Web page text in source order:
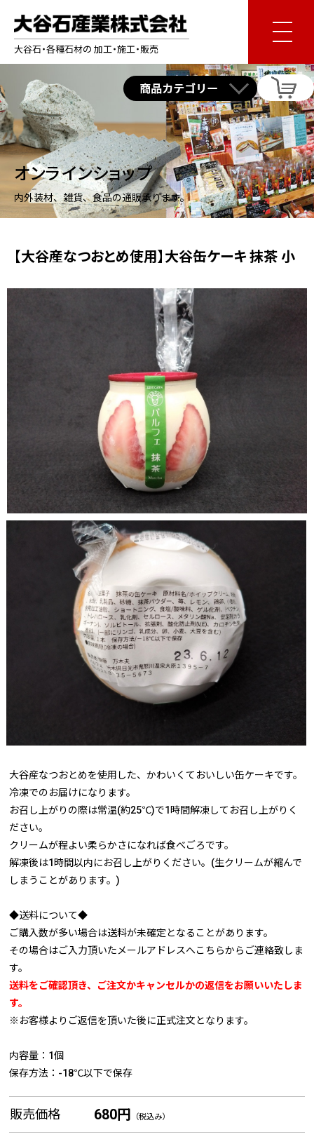
大谷石・各種石材の 加工・施工・販売
オンラインショップ
内外装材、雑貨、食品の通販承ります。
【大谷産なつおとめ使用】大谷缶ケーキ 抹茶 小
大谷産なつおとめを使用した、かわいくておいしい缶ケーキです。
冷凍でのお届けになります。
お召し上がりの際は常温(約25℃)で1時間解凍してお召し上がりく
ださい。
クリームが程よい柔らかさになれば食べごろです。
解凍後は1時間以内にお召し上がりください。(生クリームが縮んで
しまうことがあります。)
◆送料について◆
ご購入数が多い場合は送料が未確定となることがあります。
その場合はご入力頂いたメールアドレスへこちらからご連絡致しま
す。
送料をご確認頂き、ご注文かキャンセルかの返信をお願いいたしま
す。
※お客様よりご返信を頂いた後に正式注文となります。
内容量：1個
保存方法：-18℃以下で保存
販売価格 680円 （税込み）